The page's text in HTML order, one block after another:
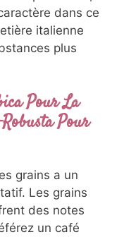
dans ce
italienne
plus
Pour La
Pour
grains a un
Les grains
des notes
un café